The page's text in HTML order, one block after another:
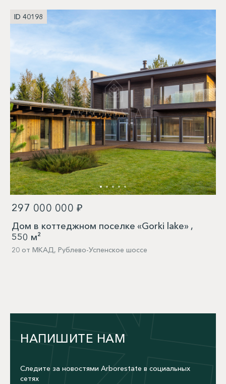
ID 40198
297 000 000 ₽
Дом в коттеджном поселке «Gorki lake» ,
550 м²
20 от МКАД, Рублево-Успенское шоссе
НАПИШИТЕ НАМ
Следите за новостями Arborestate в социальных
сетях